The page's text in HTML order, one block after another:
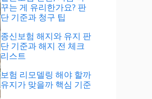
꾸는 게 유리한가요? 판
단 기준과 청구 팁
종신보험 해지와 유지 판
단 기준과 해지 전 체크
리스트
보험 리모델링 해야 할까
유지가 맞을까 핵심 기준